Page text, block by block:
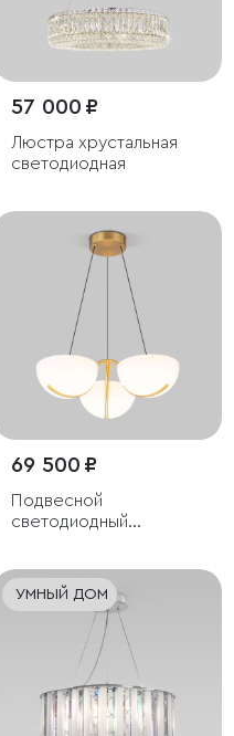
57 000 ₽
Люстра хрустальная
светодиодная
69 500 ₽
Подвесной
светодиодный
УМНЫЙ ДОМ